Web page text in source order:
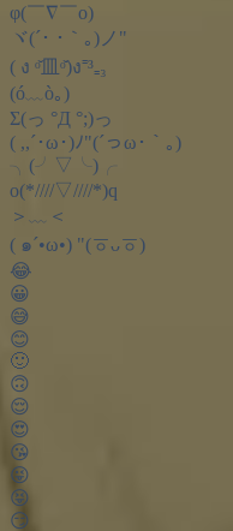
φ(￣∇￣o)
ヾ(´･ ･｀｡)ノ"
( ง ᵒ̌皿ᵒ̌)ง⁼³₌₃
(ó﹏ò｡)
Σ(っ °Д °;)っ
( ,,´･ω･)ﾉ"(´っω･｀｡)
╮(╯▽╰)╭
o(*////▽////*)q
＞﹏＜
( ๑´•ω•) "(ㆆᴗㆆ)
😂
😀
😅
😊
🙂
🙃
😌
😍
😘
😜
😝
😏